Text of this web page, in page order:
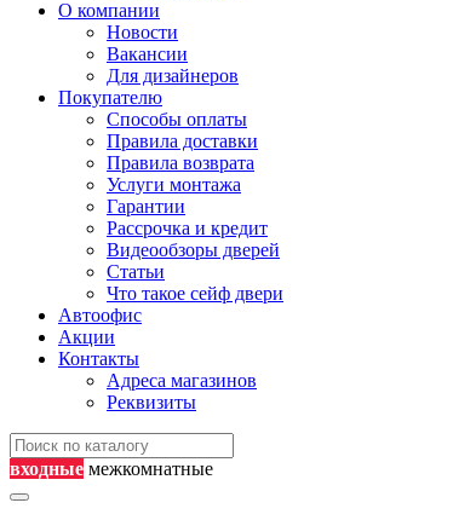
О компании
Новости
Вакансии
Для дизайнеров
Покупателю
Способы оплаты
Правила доставки
Правила возврата
Услуги монтажа
Гарантии
Рассрочка и кредит
Видеообзоры дверей
Статьи
Что такое сейф двери
Автоофис
Акции
Контакты
Адреса магазинов
Реквизиты
входные межкомнатные